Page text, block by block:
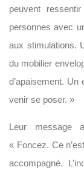
peuvent
personnes avec
aux stimulations.
du mobilier
d’apaisement.
venir se poser. »
Leur message
« Foncez. Ce
accompagné.